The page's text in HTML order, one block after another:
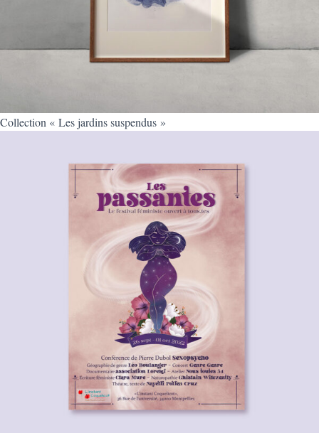
Collection « Les jardins suspendus »